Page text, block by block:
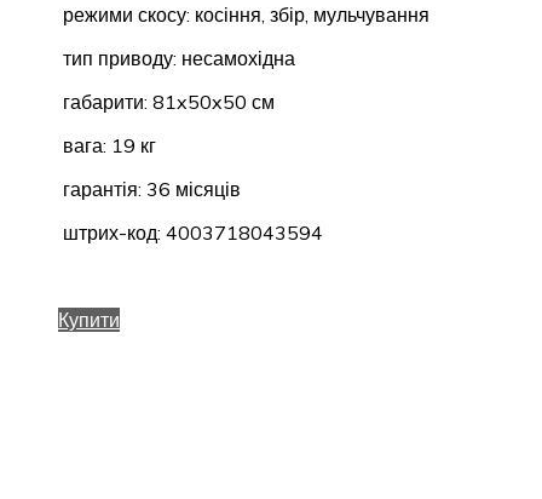
режими скосу: косіння, збір, мульчування
тип приводу: несамохідна
габарити: 81x50x50 см
вага: 19 кг
гарантія: 36 місяців
штрих-код: 4003718043594
Купити